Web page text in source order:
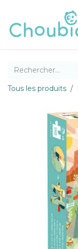
Tous les produits